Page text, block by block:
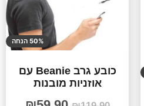
50% הנחה
כובע גרב Beanie עם
אוזניות מובנות